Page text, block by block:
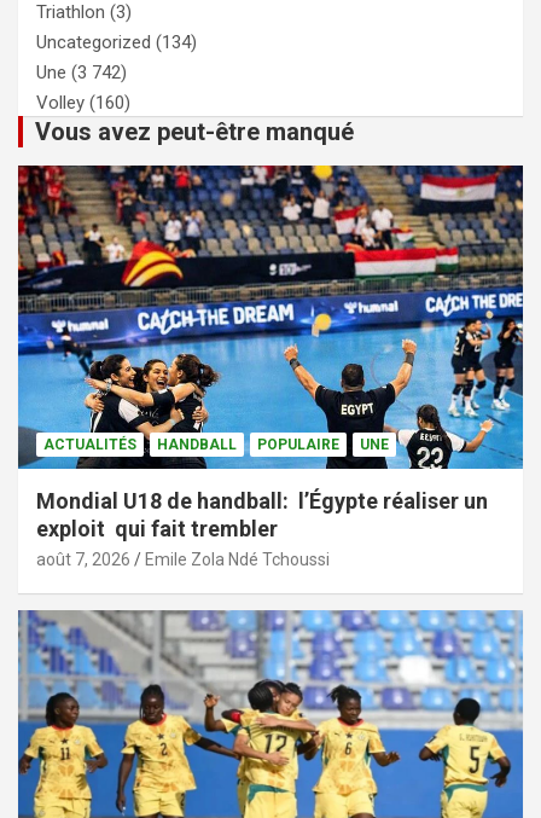
Triathlon (3)
Uncategorized (134)
Une (3 742)
Volley (160)
Vous avez peut-être manqué
ACTUALITÉS HANDBALL POPULAIRE UNE
Mondial U18 de handball: l’Égypte réaliser un
exploit qui fait trembler
août 7, 2026 Emile Zola Ndé Tchoussi